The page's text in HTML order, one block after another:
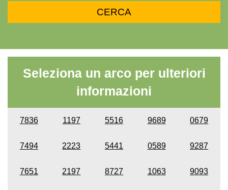
Seleziona un arco per ulteriori
informazioni
7836 1197 5516 9689 0679
7494 2223 5441 0589 9287
7651 2197 8727 1063 9093